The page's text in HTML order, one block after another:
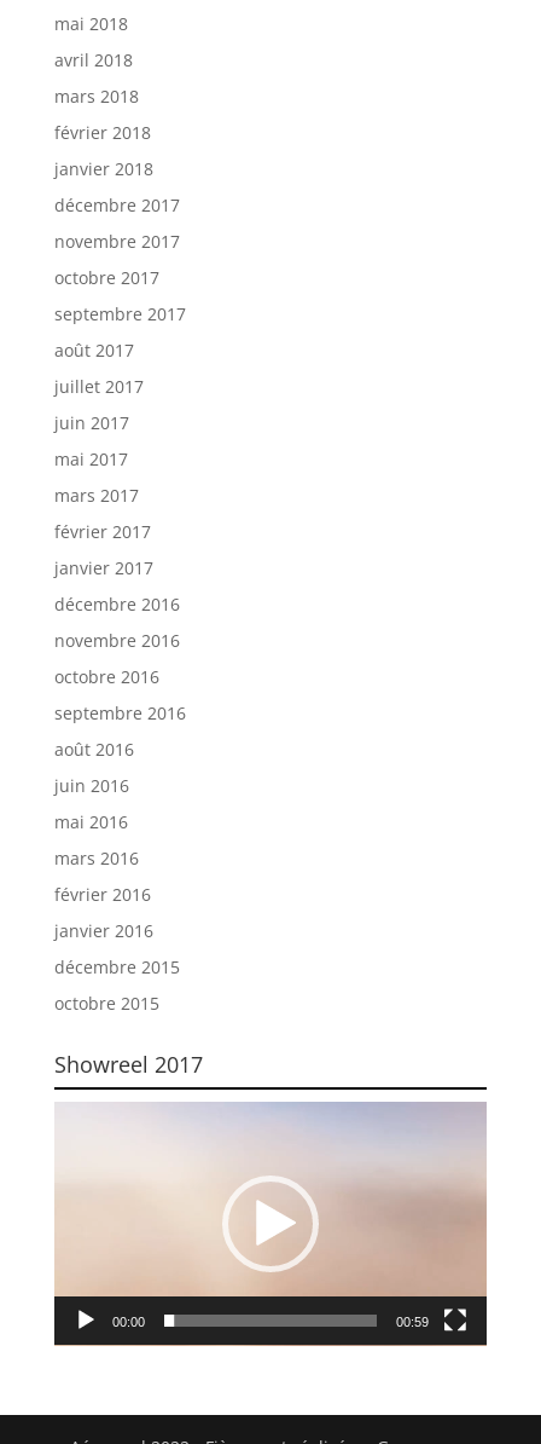
mai 2018
avril 2018
mars 2018
février 2018
janvier 2018
décembre 2017
novembre 2017
octobre 2017
septembre 2017
août 2017
juillet 2017
juin 2017
mai 2017
mars 2017
février 2017
janvier 2017
décembre 2016
novembre 2016
octobre 2016
septembre 2016
août 2016
juin 2016
mai 2016
mars 2016
février 2016
janvier 2016
décembre 2015
octobre 2015
Showreel 2017
00:00 00:59